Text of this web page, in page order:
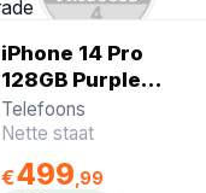
iPhone 14 Pro
128GB Purple
Accu 100% | A-
Grade
Telefoons
Nette staat
€499 ,99